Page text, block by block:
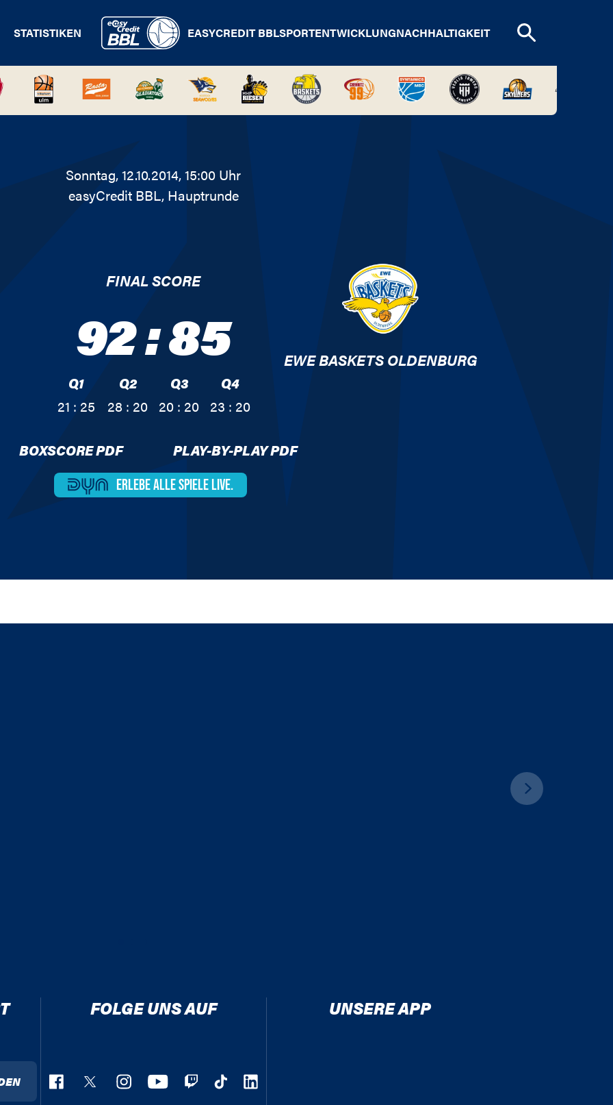
STATISTIKEN EASYCREDIT BBLSPORTENTWICKLUNGNACHHALTIGKEIT
Sonntag, 12.10.2014, 15:00 Uhr
easyCredit BBL, Hauptrunde
FINAL SCORE
92:85
Q1
21 : 25
Q2
28 : 20
Q3
20 : 20
Q4
23 : 20
EWE BASKETS OLDENBURG
BOXSCORE PDF PLAY-BY-PLAY PDF
ERLEBE ALLESPIELE LIVE.
FOLGE UNS AUF UNSERE APP